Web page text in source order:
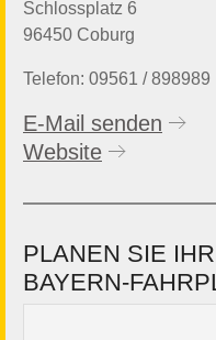
Schlossplatz 6
96450 Coburg
Telefon: 09561 / 898989
E-Mail senden
Website
PLANEN SIE
BAYERN-